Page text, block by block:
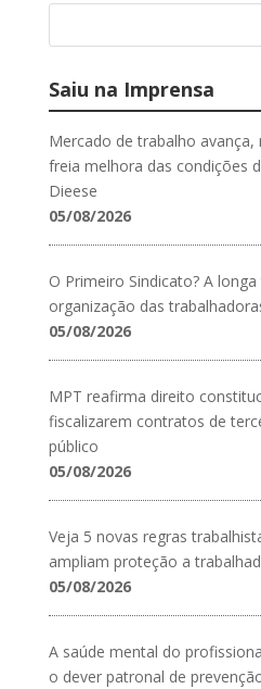
Saiu na Imprensa
Mercado de trabalho avança,
freia melhora das condições
Dieese
05/08/2026
O Primeiro Sindicato? A
organização das
05/08/2026
MPT reafirma direito
fiscalizarem contratos de
público
05/08/2026
Veja 5 novas regras
ampliam proteção a
05/08/2026
A saúde mental do
o dever patronal de